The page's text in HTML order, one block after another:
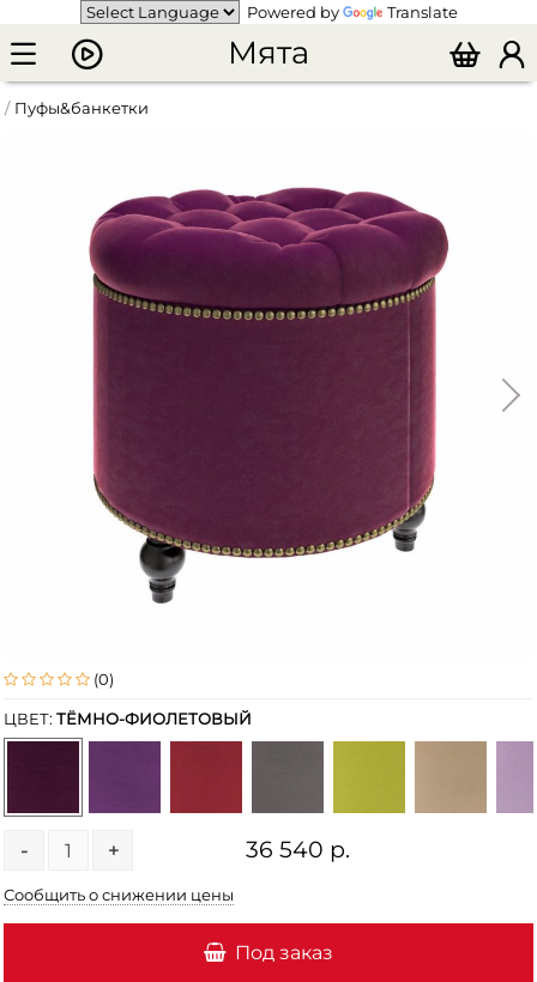
Powered by Translate
Мята
Пуфы&банкетки
(0)
ЦВЕТ:ТЁМНО-ФИОЛЕТОВЫЙ
- + 36 540 р.
Сообщить о снижении цены
Под заказ